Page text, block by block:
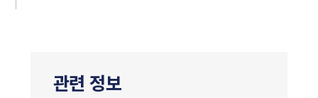
관련 정보